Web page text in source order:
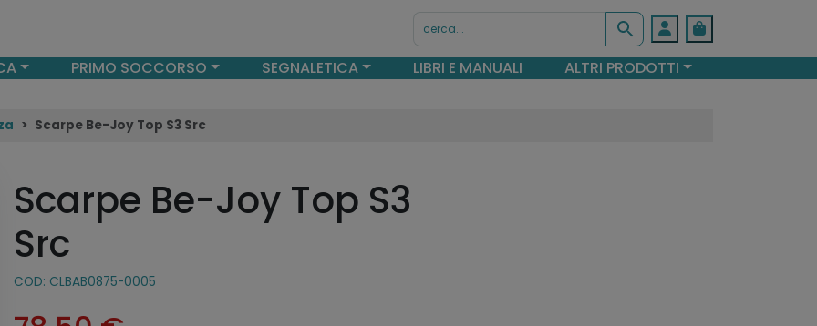
Account
Cart
PRIMO SOCCORSO SEGNALETICA LIBRI E MANUALI ALTRI PRODOTTI
Scarpe Be-Joy Top S3 Src
Scarpe Be-Joy Top S3
Src
COD: CLBAB0875-0005